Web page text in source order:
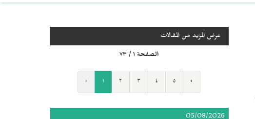
عرض المزيد من المقالات
الصفحة ١ / ٧٣
‹ ١ ٢ ٣ ٤ ٥ ›
05/08/2026